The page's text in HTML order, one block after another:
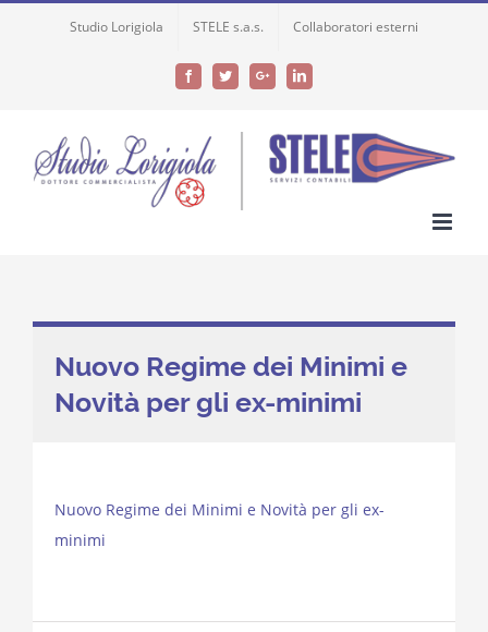
Studio Lorigiola STELE s.a.s. Collaboratori esterni
FacebookTwitterGoogle+LinkedIn
Nuovo Regime dei Minimi e
Novità per gli ex-minimi
Nuovo Regime dei Minimi e Novità per gli ex-
minimi